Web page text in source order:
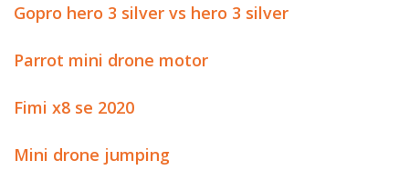
Gopro hero 3 silver vs hero 3 silver
Parrot mini drone motor
Fimi x8 se 2020
Mini drone jumping